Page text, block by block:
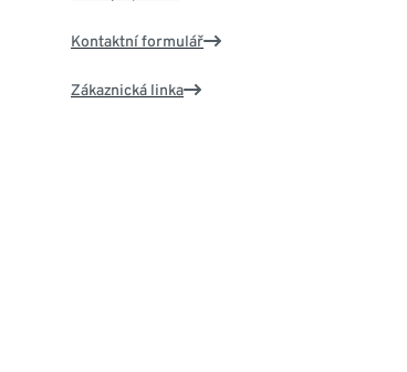
Kontaktní formulář
Zákaznická linka